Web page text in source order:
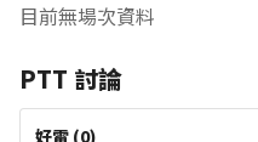
目前無場次資料
PTT 討論
好雷 (0)